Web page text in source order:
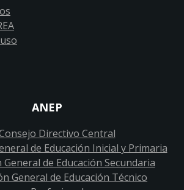
ANEP
Directivo Central
de Educación Inicial y Primaria
General de Educación Secundaria
General de Educación Técnico